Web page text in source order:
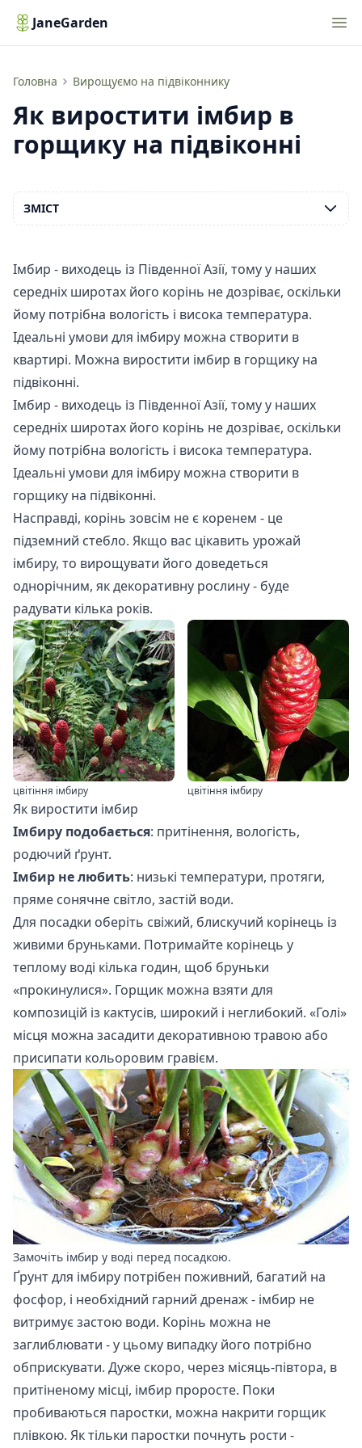
JaneGarden
Головна Вирощуємо на підвіконнику
Як виростити імбир в горщику на підвіконні
Як виростити імбир в
горщику на підвіконні
Імбир - виходець із Південної Азії, тому у наших
середніх широтах його корінь не дозріває, оскільки
йому потрібна вологість і висока температура.
Ідеальні умови для імбиру можна створити в
квартирі. Можна виростити імбир в горщику на
підвіконні.
Імбир - виходець із Південної Азії, тому у наших
середніх широтах його корінь не дозріває, оскільки
йому потрібна вологість і висока температура.
Ідеальні умови для імбиру можна створити в
горщику на підвіконні.
Насправді, корінь зовсім не є коренем - це
підземний стебло. Якщо вас цікавить урожай
імбиру, то вирощувати його доведеться
однорічним, як декоративну рослину - буде
радувати кілька років.
цвітіння імбиру цвітіння імбиру
Як виростити імбир
Імбиру подобається: притінення, вологість,
родючий ґрунт.
Імбир не любить: низькі температури, протяги,
пряме сонячне світло, застій води.
Для посадки оберіть свіжий, блискучий корінець із
живими бруньками. Потримайте корінець у
теплому воді кілька годин, щоб бруньки
«прокинулися». Горщик можна взяти для
композицій із кактусів, широкий і неглибокий. «Голі»
місця можна засадити декоративною травою або
присипати кольоровим гравієм.
Замочіть імбир у воді перед посадкою.
Ґрунт для імбиру потрібен поживний, багатий на
фосфор, і необхідний гарний дренаж - імбир не
витримує застою води. Корінь можна не
заглиблювати - у цьому випадку його потрібно
обприскувати. Дуже скоро, через місяць-півтора, в
притіненому місці, імбир проросте. Поки
пробиваються паростки, можна накрити горщик
плівкою. Як тільки паростки почнуть рости -
ЗМІСТ